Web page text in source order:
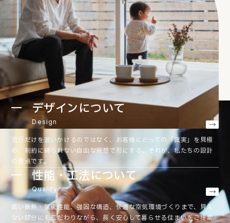
デザインについて
Design
流行だけを追いかけるのではなく、お客様にとっての「真実」を見極
め、制約に縛られない自由な発想で形にする。それが、私たちの設計
の原点です。
性能・工法について
Quality
高い断熱・気密性能、強固な構造、快適な空気環境づくりまで、見え
ない部分にもこだわりながら、長く安心して暮らせる住まいをご提案